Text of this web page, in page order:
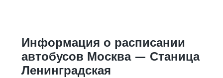
Информация о расписании
автобусов Москва — Станица
Ленинградская